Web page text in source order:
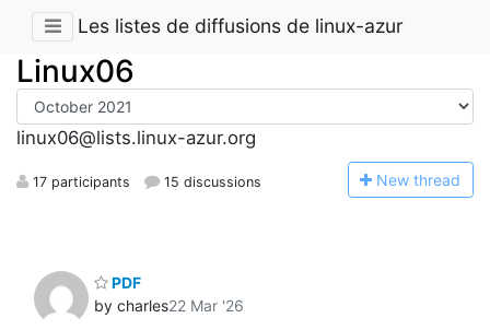
Les listes de diffusions de linux-azur
Linux06
linux06@lists.linux-azur.org
17 participants 15 discussions New thread
PDF
by charles22 Mar '26